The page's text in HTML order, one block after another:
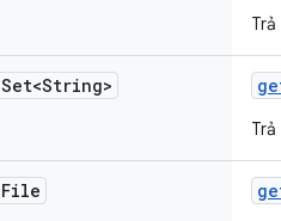
Trả
Set<String>
Trả
File